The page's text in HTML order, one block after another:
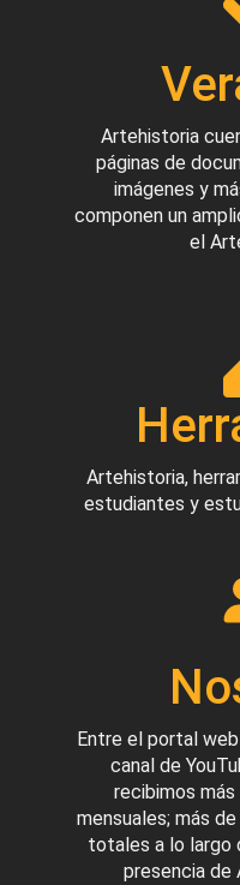
Artehistoria
páginas de
imágenes y
componen un
el
Artehistoria,
estudiantes y
Entre el portal web
canal de
recibimos
mensuales; más
totales a lo largo
presencia de